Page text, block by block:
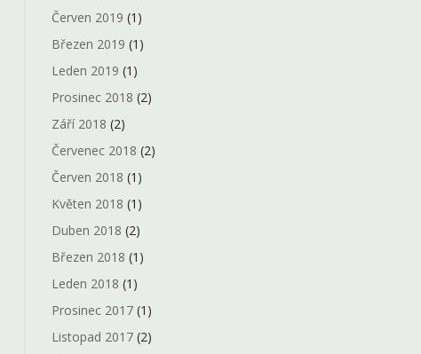
Červen 2019 (1)
Březen 2019 (1)
Leden 2019 (1)
Prosinec 2018 (2)
Září 2018 (2)
Červenec 2018 (2)
Červen 2018 (1)
Květen 2018 (1)
Duben 2018 (2)
Březen 2018 (1)
Leden 2018 (1)
Prosinec 2017(1)
Listopad 2017(2)